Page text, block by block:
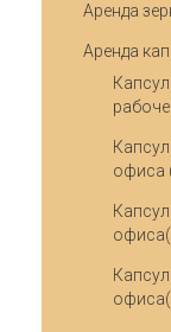
Аренда
Аренда
офиса